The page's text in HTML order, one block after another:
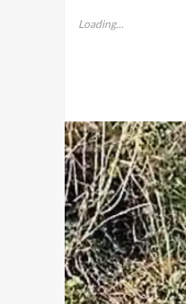
Loading...